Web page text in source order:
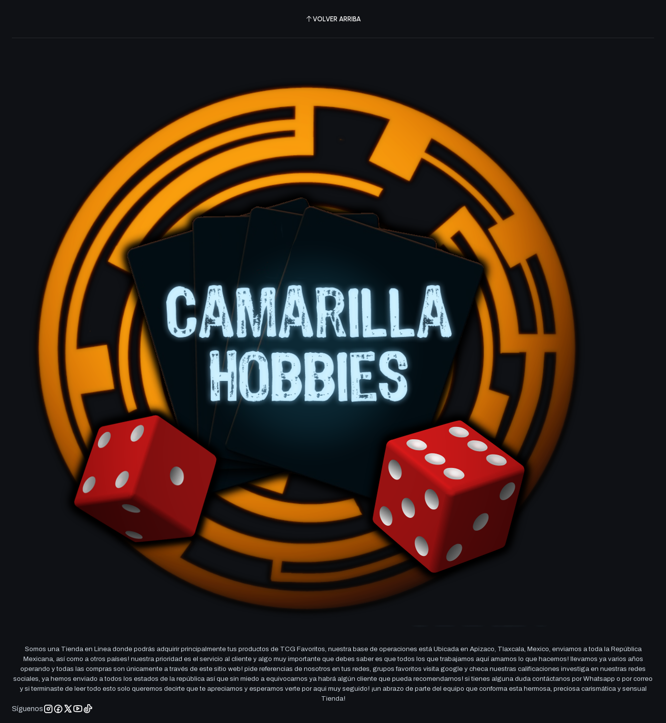
VOLVER ARRIBA
Somos una Tienda en Linea donde podrás adquirir principalmente tus productos de TCG Favoritos, nuestra base de operaciones está Ubicada en Apizaco, Tlaxcala, Mexico, enviamos a toda la República
Mexicana, así como a otros países! nuestra prioridad es el servicio al cliente y algo muy importante que debes saber es que todos los que trabajamos aquí amamos lo que hacemos! llevamos ya varios años
operando y todas las compras son únicamente a través de este sitio web! pide referencias de nosotros en tus redes, grupos favoritos visita google y checa nuestras calificaciones investiga en nuestras redes
sociales, ya hemos enviado a todos los estados de la república así que sin miedo a equivocarnos ya habrá algún cliente que pueda recomendarnos! si tienes alguna duda contáctanos por Whatsapp o por correo
y si terminaste de leer todo esto solo queremos decirte que te apreciamos y esperamos verte por aqui muy seguido! ¡un abrazo de parte del equipo que conforma esta hermosa, preciosa carismática y sensual
Tienda!
Síguenos